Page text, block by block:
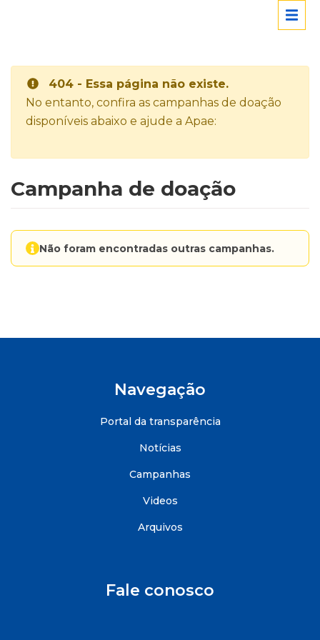
404 - Essa página não existe.
No entanto, confira as campanhas de doação
disponíveis abaixo e ajude a Apae:
Campanha de doação
Não foram encontradas outras campanhas.
Navegação
Portal da transparência
Notícias
Campanhas
Videos
Arquivos
Fale conosco